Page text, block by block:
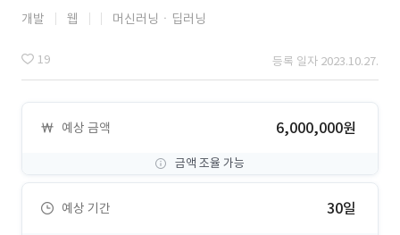
개발 웹 머신러닝ㆍ딥러닝
19 등록 일자 2023.10.27.
예상 금액 6,000,000원
금액 조율 가능
예상 기간 30일